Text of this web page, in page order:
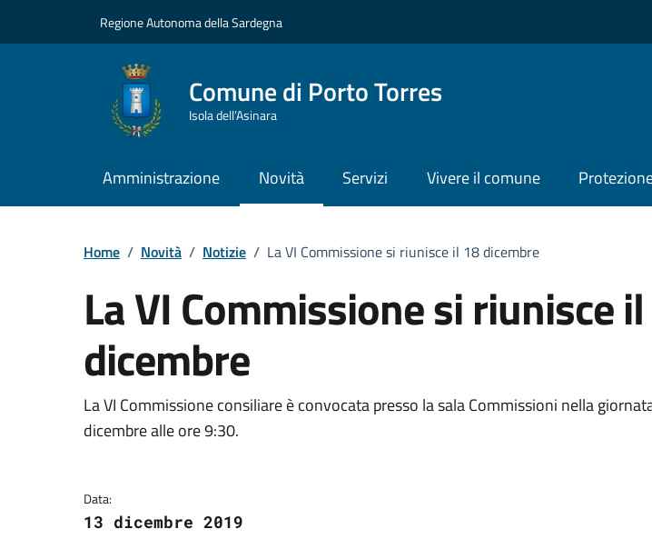
Regione Autonoma della Sardegna
Comune di Porto Torres
Isola dell’Asinara
Amministrazione Novità Servizi Vivere il comune
Home / Novità / Notizie / La VI Commissione si riunisce il 18 dicembre
La VI Commissione si riunisce
dicembre
Dettagli della notizia
La VI Commissione consiliare è convocata presso la sala Commissioni nella
dicembre alle ore 9:30.
Data:
13 dicembre 2019